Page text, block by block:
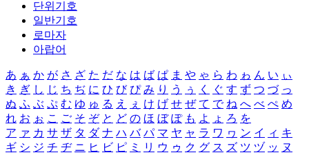
단위기호
일반기호
로마자
아랍어
あ ぁ か が さ ざ た だ な は ば ぱ ま や ゃ ら わ ゎ ん い ぃ
き ぎ し じ ち ぢ に ひ び ぴ み り う ぅ く ぐ す ず つ づ っ
ぬ ふ ぶ ぷ む ゆ ゅ る え ぇ け げ せ ぜ て で ね へ べ ぺ め
れ お ぉ こ ご そ ぞ と ど の ほ ぼ ぽ も よ ょ ろ を
ア ァ カ サ ザ タ ダ ナ ハ バ パ マ ヤ ャ ラ ワ ヮ ン イ ィ キ
ギ シ ジ チ ヂ ニ ヒ ビ ピ ミ リ ウ ゥ ク グ ス ズ ツ ヅ ッ ヌ